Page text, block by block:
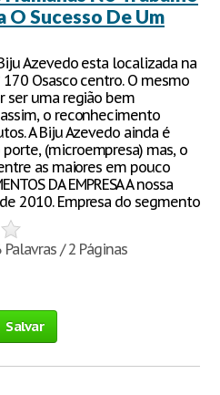
Sucesso De Um
Azevedo esta localizada na
170 Osasco centro. O mesmo
ser uma região bem
o reconhecimento
A Biju Azevedo ainda é
(microempresa) mas, o
as maiores em pouco
DA EMPRESA A nossa
2010. Empresa do segmento
/ 2 Páginas
Salvar